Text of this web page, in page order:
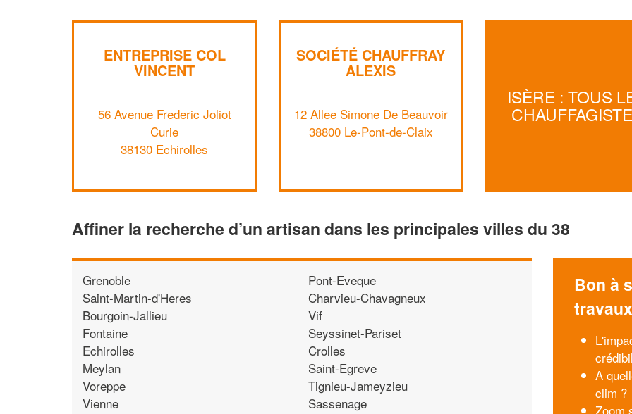
ENTREPRISE COL
VINCENT
56 Avenue Frederic Joliot
Curie
38130 Echirolles
SOCIÉTÉ CHAUFFRAY
ALEXIS
12 Allee Simone De Beauvoir
38800 Le-Pont-de-Claix
ISÈRE : TOUS
Affiner la recherche d’un artisan dans les principales villes du 38
Grenoble
Saint-Martin-d'Heres
Bourgoin-Jallieu
Fontaine
Echirolles
Meylan
Voreppe
Vienne
Pont-Eveque
Charvieu-Chavagneux
Vif
Seyssinet-Pariset
Crolles
Saint-Egreve
Tignieu-Jameyzieu
Sassenage
Bon à
travaux
A
clim ?
Zoom